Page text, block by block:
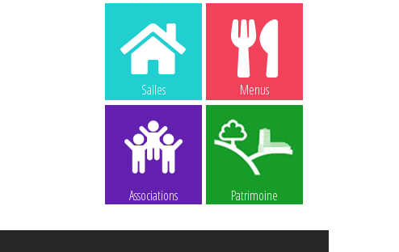
Salles Menus
Associations Patrimoine